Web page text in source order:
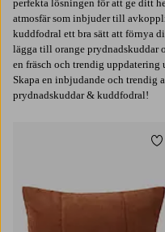
perfekta lösningen för att ge ditt
atmosfär som inbjuder till
kuddfodral ett bra sätt att förnya
lägga till orange prydnadskuddar
en fräsch och trendig uppdatering
Skapa en inbjudande och trendig
prydnadskuddar & kuddfodral!